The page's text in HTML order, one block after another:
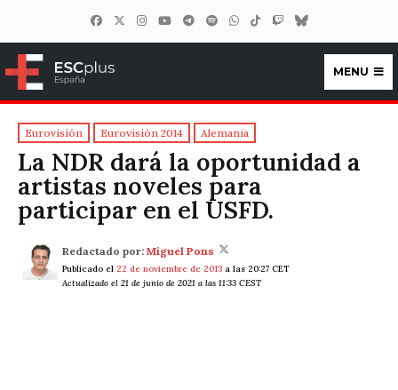
ESCplus España
MENU
Eurovisión Eurovisión 2014 Alemania
La NDR dará la oportunidad a
artistas noveles para
participar en el USFD.
Redactado por: Miguel Pons
Publicado el 22 de noviembre de 2013 a las 20:27 CET
Actualizado el 21 de junio de 2021 a las 11:33 CEST